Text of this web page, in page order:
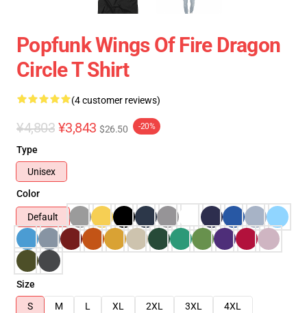
Popfunk Wings Of Fire Dragon
Circle T Shirt
(4 customer reviews)
¥4,803 ¥3,843 $26.50 -20%
Type
Unisex
Color
Default
Size
S
M L XL 2XL 3XL
4XL